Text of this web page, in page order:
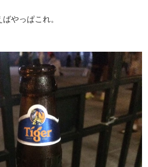
やっぱこれ。